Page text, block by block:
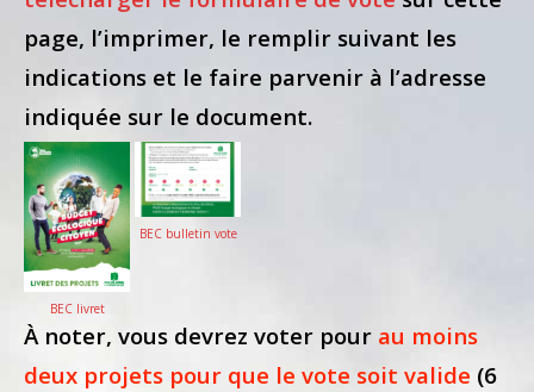
page, l’imprimer, le remplir suivant les
indications et le faire parvenir à l’adresse
indiquée sur le document.
BEC livret
BEC bulletin vote
À noter, vous devrez voter pour au moins
deux projets pour que le vote soit valide (6